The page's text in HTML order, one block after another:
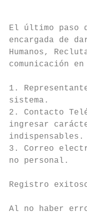
El último paso
encargada de
Humanos,
comunicación
1.
sistema.
2. Contacto
ingresar
indispensables.
3. Correo
no personal.
Registro
Al no haber